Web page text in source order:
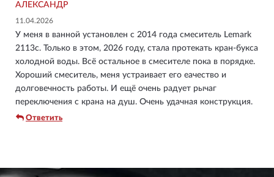
АЛЕКСАНДР
11.04.2026
У меня в ванной установлен с 2014 года смеситель Lemark
2113c. Только в этом, 2026 году, стала протекать кран-букса
холодной воды. Всё остальное в смесителе пока в порядке.
Хороший смеситель, меня устраивает его еачество и
долговечность работы. И ещё очень радует рычаг
переключения с крана на душ. Очень удачная конструкция.
Ответить